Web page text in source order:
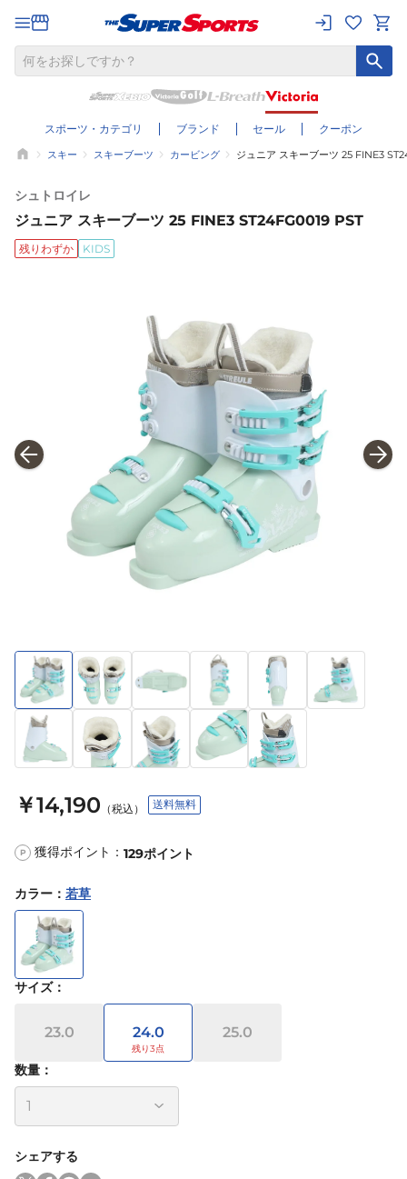
スポーツ・カテゴリ ブランド セール クーポン
スキー スキーブーツ カービング ジュニア スキーブーツ 25 FINE3
シュトロイレ
ジュニア スキーブーツ 25 FINE3 ST24FG0019 PST
残りわずか KIDS
￥14,190 （税込） 送料無料
P 獲得ポイント： 129ポイント
カラー ： 若草
サイズ：
23.0 24.0 25.0
数量：
シェアする